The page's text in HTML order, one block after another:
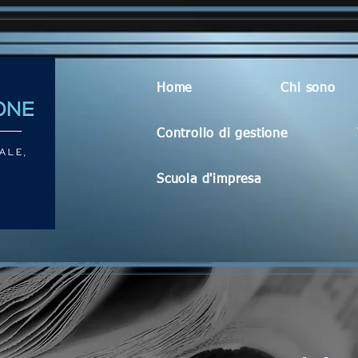
Home Chi sono
Controllo di gestione
Scuola d'impresa